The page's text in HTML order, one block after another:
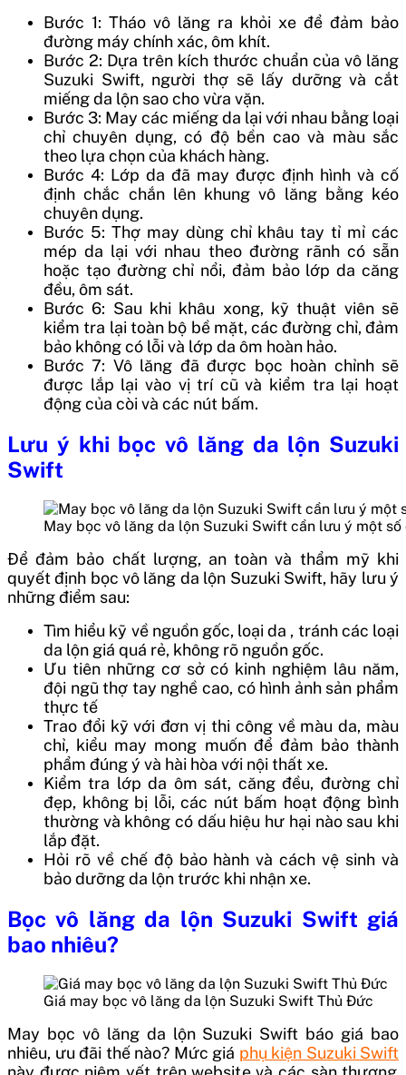
Bước 1: Tháo vô lăng ra khỏi xe để đảm bảo
đường máy chính xác, ôm khít.
Bước 2: Dựa trên kích thước chuẩn của vô lăng
Suzuki Swift, người thợ sẽ lấy dưỡng và cắt
miếng da lộn sao cho vừa vặn.
Bước 3: May các miếng da lại với nhau bằng loại
chỉ chuyên dụng, có độ bền cao và màu sắc
theo lựa chọn của khách hàng.
Bước 4: Lớp da đã may được định hình và cố
định chắc chắn lên khung vô lăng bằng kéo
chuyên dụng.
Bước 5: Thợ may dùng chỉ khâu tay tỉ mỉ các
mép da lại với nhau theo đường rãnh có sẵn
hoặc tạo đường chỉ nổi, đảm bảo lớp da căng
đều, ôm sát.
Bước 6: Sau khi khâu xong, kỹ thuật viên sẽ
kiểm tra lại toàn bộ bề mặt, các đường chỉ, đảm
bảo không có lỗi và lớp da ôm hoàn hảo.
Bước 7: Vô lăng đã được bọc hoàn chỉnh sẽ
được lắp lại vào vị trí cũ và kiểm tra lại hoạt
động của còi và các nút bấm.
Lưu ý khi bọc vô lăng da lộn Suzuki
Swift
May bọc vô lăng da lộn Suzuki Swift cần lưu ý một số
Để đảm bảo chất lượng, an toàn và thẩm mỹ khi
quyết định bọc vô lăng da lộn Suzuki Swift, hãy lưu ý
những điểm sau:
Tìm hiểu kỹ về nguồn gốc, loại da , tránh các loại
da lộn giá quá rẻ, không rõ nguồn gốc.
Ưu tiên những cơ sở có kinh nghiệm lâu năm,
đội ngũ thợ tay nghề cao, có hình ảnh sản phẩm
thực tế
Trao đổi kỹ với đơn vị thi công về màu da, màu
chỉ, kiểu may mong muốn để đảm bảo thành
phẩm đúng ý và hài hòa với nội thất xe.
Kiểm tra lớp da ôm sát, căng đều, đường chỉ
đẹp, không bị lỗi, các nút bấm hoạt động bình
thường và không có dấu hiệu hư hại nào sau khi
lắp đặt.
Hỏi rõ về chế độ bảo hành và cách vệ sinh và
bảo dưỡng da lộn trước khi nhận xe.
Bọc vô lăng da lộn Suzuki Swift giá
bao nhiêu?
Giá may bọc vô lăng da lộn Suzuki Swift Thủ Đức
May bọc vô lăng da lộn Suzuki Swift báo giá bao
nhiêu, ưu đãi thế nào? Mức giá phụ kiện Suzuki Swift